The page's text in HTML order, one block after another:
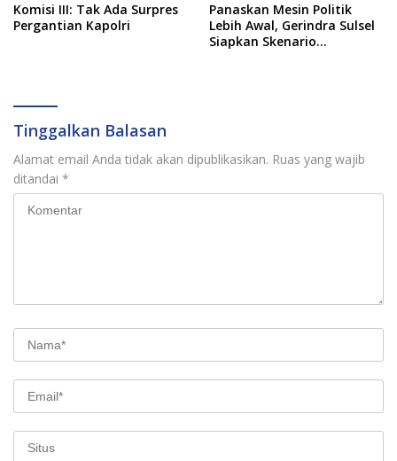
Komisi III: Tak Ada Surpres
Pergantian Kapolri
Panaskan Mesin Politik
Lebih Awal, Gerindra Sulsel
Siapkan Skenario
Tinggalkan Balasan
Alamat email Anda tidak akan dipublikasikan. Ruas yang wajib
ditandai *